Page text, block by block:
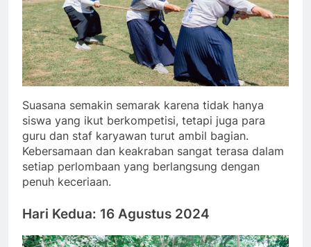
Suasana semakin semarak karena tidak hanya
siswa yang ikut berkompetisi, tetapi juga para
guru dan staf karyawan turut ambil bagian.
Kebersamaan dan keakraban sangat terasa dalam
setiap perlombaan yang berlangsung dengan
penuh keceriaan.
Hari Kedua: 16 Agustus 2024